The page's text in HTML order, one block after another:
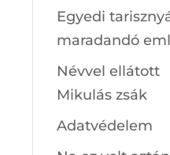
Egyedi
maradandó
Névvel ellátott
Mikulás zsák
Adatvédelem